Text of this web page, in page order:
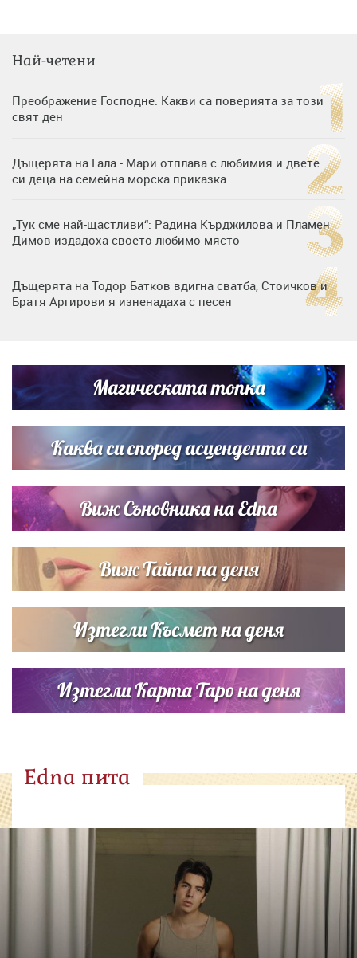
Най-четени
Преображение Господне: Какви са поверията за този
свят ден
Дъщерята на Гала - Мари отплава с любимия и двете
си деца на семейна морска приказка
„Тук сме най-щастливи“: Радина Кърджилова и Пламен
Димов издадоха своето любимо място
Дъщерята на Тодор Батков вдигна сватба, Стоичков и
Братя Аргирови я изненадаха с песен
Списъкът е ясен: Джей Ло и Риана във ВИП гостите на
сватбата на Роналдо
Магическата топка
Каква си според асцендента си
Виж Съновника на Edna
Виж Тайна на деня
Изтегли Късмет на деня
Изтегли Карта Таро на деня
Edna пита